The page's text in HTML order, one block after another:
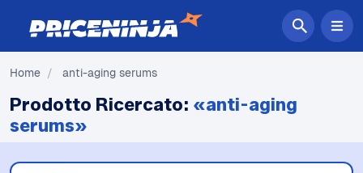
Home / anti-aging serums
Prodotto Ricercato: «anti-aging
serums»